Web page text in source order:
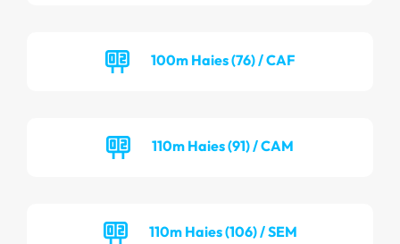
100m Haies (76) / CAF
110m Haies (91) / CAM
110m Haies (106) / SEM